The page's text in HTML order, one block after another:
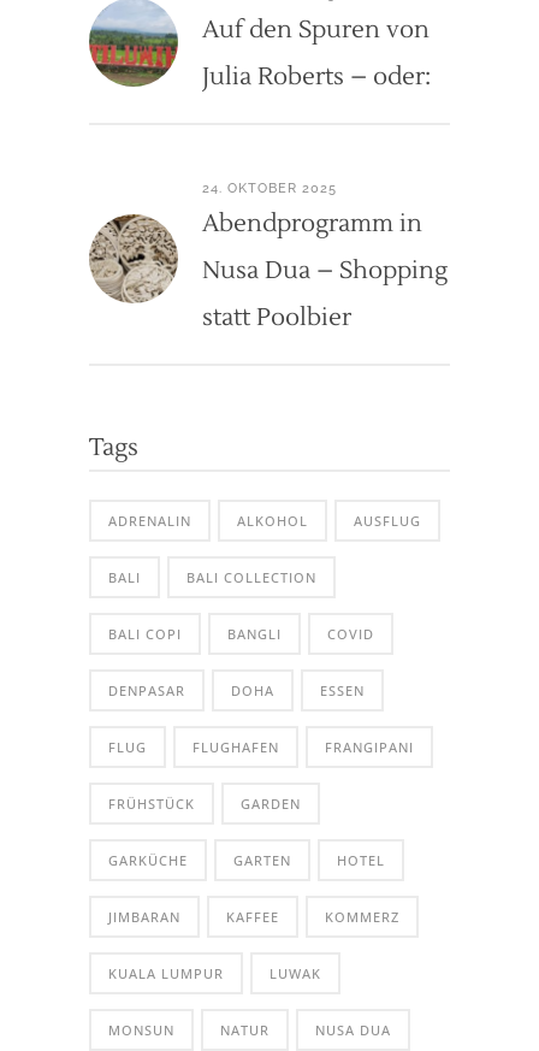
Auf den Spuren von
Julia Roberts – oder:
24. OKTOBER 2025
Abendprogramm in
Nusa Dua – Shopping
statt Poolbier
Tags
ADRENALIN ALKOHOL AUSFLUG
BALI BALI COLLECTION
BALI COPI BANGLI COVID
DENPASAR DOHA ESSEN
FLUG FLUGHAFEN FRANGIPANI
FRÜHSTÜCK GARDEN
GARKÜCHE GARTEN HOTEL
JIMBARAN KAFFEE KOMMERZ
KUALA LUMPUR LUWAK
MONSUN NATUR NUSA DUA